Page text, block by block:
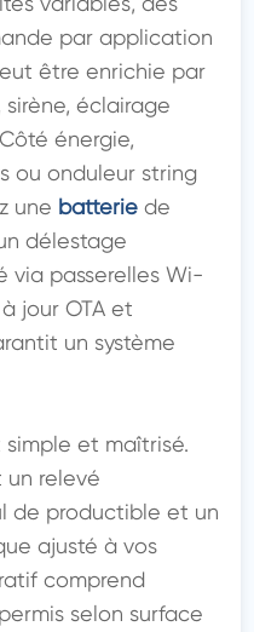
par application
être enrichie par
sirène, éclairage
énergie,
ou onduleur string
une batterie de
délestage
via passerelles Wi-
jour OTA et
un système
simple et maîtrisé.
relevé
de productible et un
ajusté à vos
comprend
selon surface